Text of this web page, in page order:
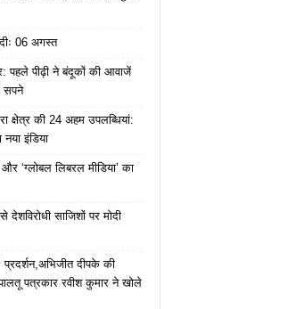
06 अगस्त
पहले पीढ़ी ने बंदूकों की आवाजें
सपने
क्षेत्र की 24 अहम उपलब्धियां:
इंडिया
‘ग्लोबल लिबरल मीडिया’ का
साजिशों पर मोदी
दीपके की
पत्रकार रवीश कुमार ने खोले